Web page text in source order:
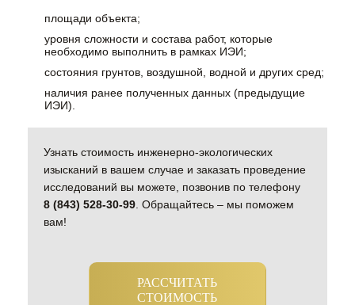
площади объекта;
уровня сложности и состава работ, которые
необходимо выполнить в рамках ИЭИ;
состояния грунтов, воздушной, водной и других сред;
наличия ранее полученных данных (предыдущие
ИЭИ).
Узнать стоимость инженерно-экологических
изысканий в вашем случае и заказать проведение
исследований вы можете, позвонив по телефону
8 (843) 528-30-99. Обращайтесь – мы поможем
вам!
РАССЧИТАТЬ
СТОИМОСТЬ